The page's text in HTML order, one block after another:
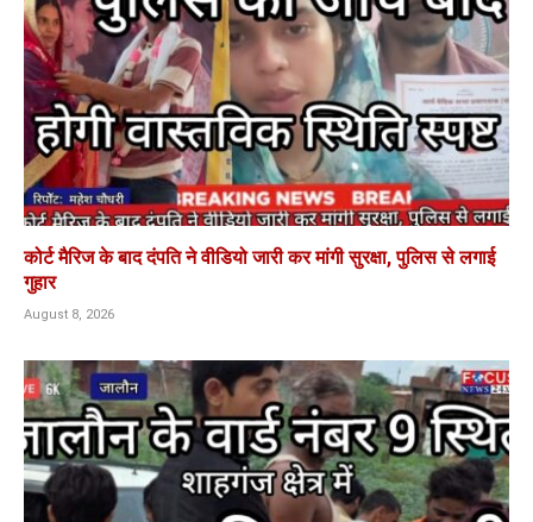
कोर्ट मैरिज के बाद दंपति ने वीडियो जारी कर मांगी सुरक्षा, पुलिस से लगाई
गुहार
August 8, 2026